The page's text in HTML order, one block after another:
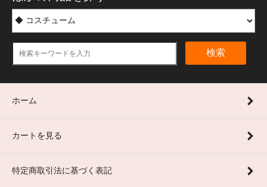
検索
ホーム
カートを見る
特定商取引法に基づく表記